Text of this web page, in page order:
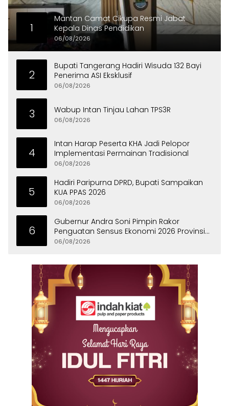
1
Mantan Camat Cikupa Resmi Jabat
Kepala Dinas Pendidikan
06/08/2026
2
Bupati Tangerang Hadiri Wisuda 132 Bayi
Penerima ASI Eksklusif
06/08/2026
3 Wabup Intan Tinjau Lahan TPS3R
06/08/2026
4
Intan Harap Peserta KHA Jadi Pelopor
Implementasi Permainan Tradisional
06/08/2026
5
Hadiri Paripurna DPRD, Bupati Sampaikan
KUA PPAS 2026
06/08/2026
6
Gubernur Andra Soni Pimpin Rakor
Penguatan Sensus Ekonomi 2026 Provinsi
Banten
06/08/2026